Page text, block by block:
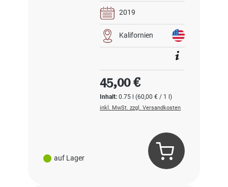
auf Lager
2019
Kalifornien
Inhalt:0.75 l(60,00 € / 1 l)
Regulärer Preis:
45,00 €
inkl. MwSt. zzgl. Versandkosten